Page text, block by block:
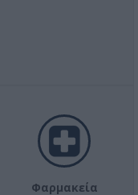
Φαρμακεία